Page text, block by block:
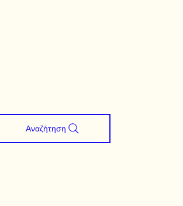
Αναζήτηση